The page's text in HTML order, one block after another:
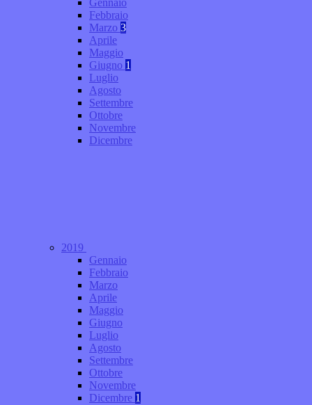
Gennaio
Febbraio
Marzo 3
Aprile
Maggio
Giugno 1
Luglio
Agosto
Settembre
Ottobre
Novembre
Dicembre
2019
Gennaio
Febbraio
Marzo
Aprile
Maggio
Giugno
Luglio
Agosto
Settembre
Ottobre
Novembre
Dicembre 1